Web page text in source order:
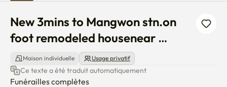
New 3mins to Mangwon stn.on
foot remodeled housenear
Hongdae
Maison individuelle Usage privatif
Ce texte a été traduit automatiquement
Funérailles complètes